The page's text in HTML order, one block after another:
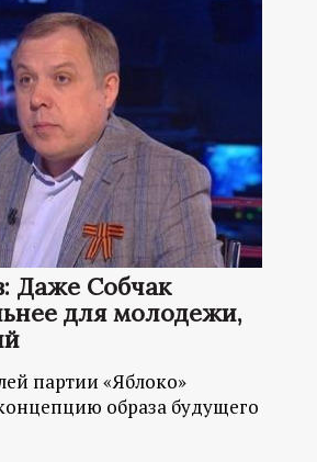
Даже Собчак
для молодежи,
партии «Яблоко»
образа будущего